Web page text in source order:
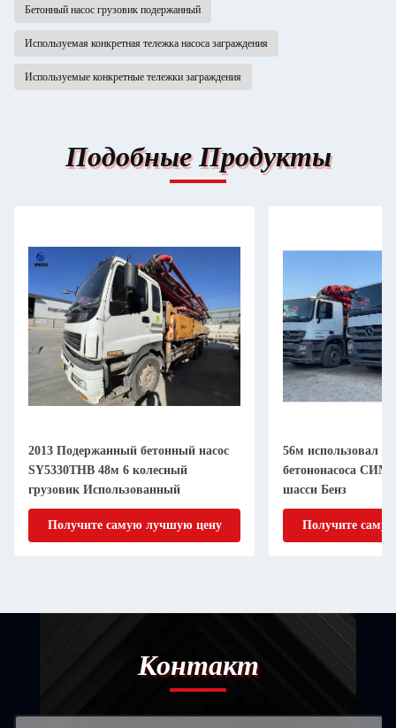
Бетонный насос грузовик подержанный
Используемая конкретная тележка насоса заграждения
Используемые конкретные тележки заграждения
Подобные Продукты
2013 Подержанный бетонный насос
SY5330THB 48м 6 колесный
грузовик Использованный
Получите самую лучшую цену
56м использовал
бетононасоса
шасси Бенз
Получите
Контакт